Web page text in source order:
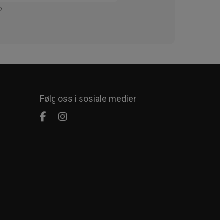
Følg oss i sosiale medier